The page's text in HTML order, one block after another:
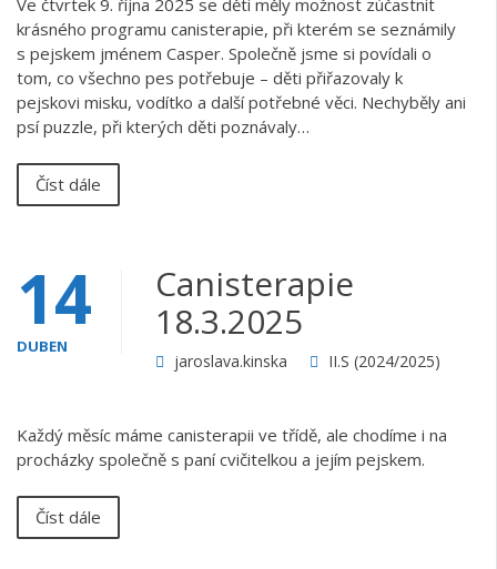
krásného programu canisterapie, při kterém se seznámily
s pejskem jménem Casper. Společně jsme si povídali o
tom, co všechno pes potřebuje – děti přiřazovaly k
pejskovi misku, vodítko a další potřebné věci. Nechyběly ani
psí puzzle, při kterých děti poznávaly…
Číst dále
14
DUBEN
Canisterapie
18.3.2025
jaroslava.kinska II.S (2024/2025)
Každý měsíc máme canisterapii ve třídě, ale chodíme i na
procházky společně s paní cvičitelkou a jejím pejskem.
Číst dále